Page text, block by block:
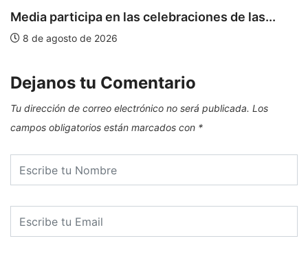
Media participa en las celebraciones de las...
8 de agosto de 2026
Dejanos tu Comentario
Tu dirección de correo electrónico no será publicada. Los
campos obligatorios están marcados con *